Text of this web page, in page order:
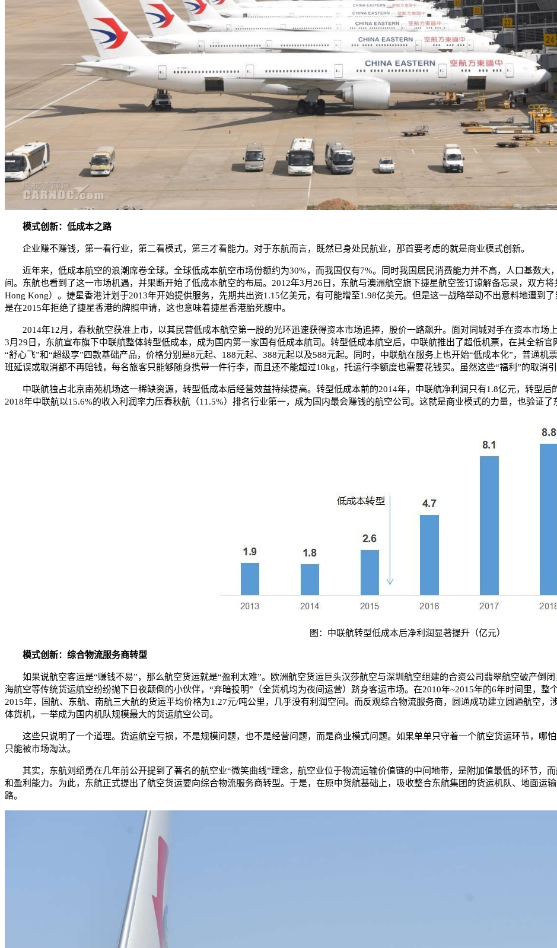
模式创新：低成本之路
企业赚不赚钱，第一看行业，第二看模式，第三才看能力。对于东航而言，既然已身处民航业，那首要考虑的就是商业模式创新。
近年来，低成本航空的浪潮席卷全球。全球低成本航空市场份额约为30%，而我国仅有7%。同时我国居民消费能力并不高，人口基数大
间。东航也看到了这一市场机遇，并果断开始了低成本航空的布局。2012年3月26日，东航与澳洲航空旗下捷星航空签订谅解备忘录，双方
Hong Kong）。捷星香港计划于2013年开始提供服务，先期共出资1.15亿美元，有可能增至1.98亿美元。但是这一战略举动不出意料地遭到
是在2015年拒绝了捷星香港的牌照申请，这也意味着捷星香港胎死腹中。
2014年12月，春秋航空获准上市，以其民营低成本航空第一股的光环迅速获得资本市场追捧，股价一路飙升。面对同城对手在资本市场
3月29日，东航宣布旗下中联航整体转型低成本，成为国内第一家国有低成本航司。转型低成本航空后，中联航推出了超低机票，在其全新官
“舒心飞”和“超级享”四款基础产品，价格分别是8元起、188元起、388元起以及588元起。同时，中联航在服务上也开始“低成本化”，普通
班延误或取消都不再赔钱，每名旅客只能够随身携带一件行李，而且还不能超过10kg，托运行李额度也需要花钱买。虽然这些“福利”的取消
中联航独占北京南苑机场这一稀缺资源，转型低成本后经营效益持续提高。转型低成本前的2014年，中联航净利润只有1.8亿元，转型后
2018年中联航以15.6%的收入利润率力压春秋航（11.5%）排名行业第一，成为国内最会赚钱的航空公司。这就是商业模式的力量，也验证了
图：中联航转型低成本后净利润显著提升（亿元）
模式创新：综合物流服务商转型
如果说航空客运是“赚钱不易”，那么航空货运就是“盈利太难”。欧洲航空货运巨头汉莎航空与深圳航空组建的合资公司翡翠航空破产倒
海航空等传统货运航空纷纷抛下日夜颠倒的小伙伴，“弃暗投明”（全货机均为夜间运营）跻身客运市场。在2010年~2015年的6年时间里，整
2015年，国航、东航、南航三大航的货运平均价格为1.27元/吨公里，几乎没有利润空间。而反观综合物流服务商，圆通成功建立圆通航空，
体货机，一举成为国内机队规模最大的货运航空公司。
这些只说明了一个道理。货运航空亏损，不是规模问题，也不是经营问题，而是商业模式问题。如果单单只守着一个航空货运环节，哪
只能被市场淘汰。
其实，东航刘绍勇在几年前公开提到了著名的航空业“微笑曲线”理念，航空业位于物流运输价值链的中间地带，是附加值最低的环节，
和盈利能力。为此，东航正式提出了航空货运要向综合物流服务商转型。于是，在原中货航基础上，吸收整合东航集团的货运机队、地面运
路。